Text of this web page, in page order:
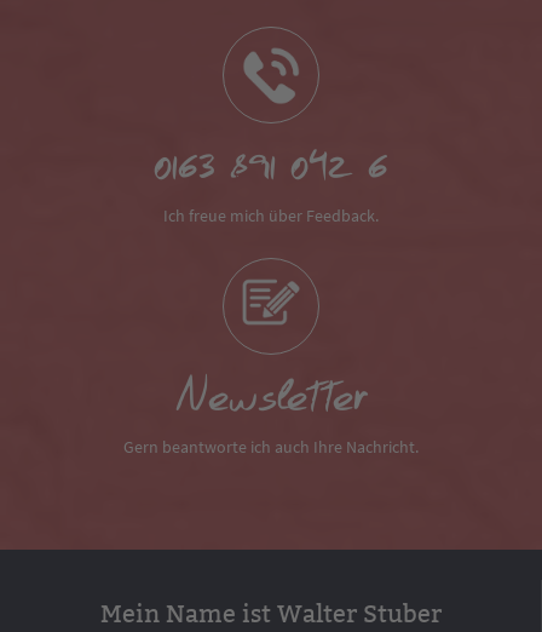
0163 891 042 6
Ich freue mich über Feedback.
Newsletter
Gern beantworte ich auch Ihre Nachricht.
Mein Name ist Walter Stuber